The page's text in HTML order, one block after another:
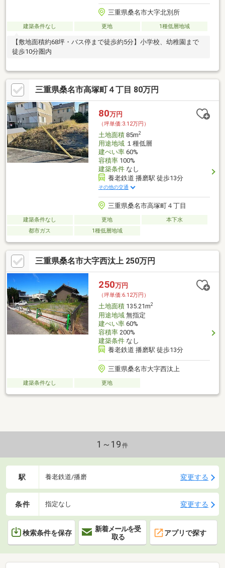
三重県桑名市大字北別所
建築条件なし 更地 1種低層地域
【敷地面積約68坪・バス停まで徒歩約5分】小学校、幼稚園まで
徒歩10分圏内
三重県桑名市高塚町４丁目 80万円
80万円
（坪単価:3.12万円）
土地面積85m2
用途地域１種低層
建ぺい率60%
容積率100%
建築条件なし
養老鉄道 播磨駅 徒歩13分
その他の交通
三重県桑名市高塚町４丁目
建築条件なし 更地
本下水
都市ガス
1種低層地域
三重県桑名市大字西汰上 250万円
250万円
（坪単価:6.12万円）
土地面積135.21m2
用途地域無指定
建ぺい率60%
容積率200%
建築条件なし
養老鉄道 播磨駅 徒歩13分
三重県桑名市大字西汰上
建築条件なし 更地
1～19 件
駅 養老鉄道/播磨 変更する
条件 指定なし 変更する
検索条件を保存
新着メールを受
取る
アプリで探す